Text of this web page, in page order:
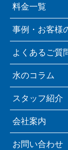
料金一覧
事例・お客様
よくあるご質
水のコラム
スタッフ紹介
会社案内
お問い合わせ